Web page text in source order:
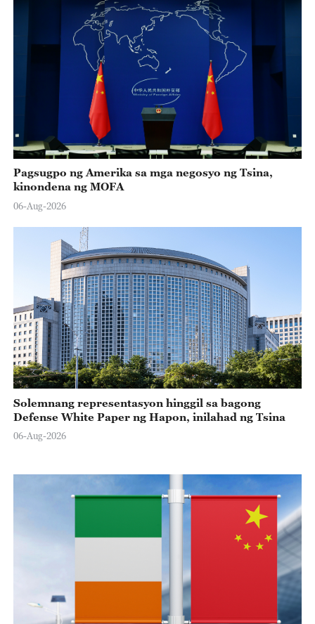
Pagsugpo ng Amerika sa mga negosyo ng Tsina,
kinondena ng MOFA
06-Aug-2026
Solemnang representasyon hinggil sa bagong
Defense White Paper ng Hapon, inilahad ng Tsina
06-Aug-2026